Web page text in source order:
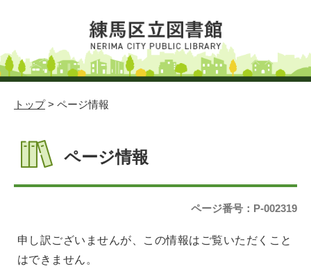
トップ> ページ情報
ページ情報
ページ番号：P-002319
申し訳ございませんが、この情報はご覧いただくこと
はできません。